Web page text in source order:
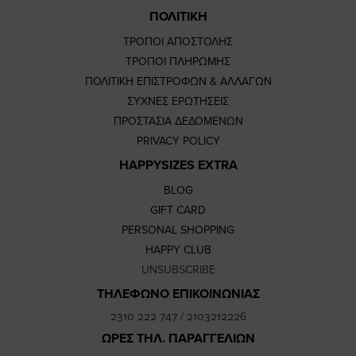
ΠΟΛΙΤΙΚΗ
ΤΡΟΠΟΙ ΑΠΟΣΤΟΛΗΣ
ΤΡΟΠΟΙ ΠΛΗΡΩΜΗΣ
ΠΟΛΙΤΙΚΗ ΕΠΙΣΤΡΟΦΩΝ & ΑΛΛΑΓΩΝ
ΣΥΧΝΕΣ ΕΡΩΤΗΣΕΙΣ
ΠΡΟΣΤΑΣΙΑ ΔΕΔΟΜΕΝΩΝ
PRIVACY POLICY
HAPPYSIZES EXTRA
BLOG
GIFT CARD
PERSONAL SHOPPING
HAPPY CLUB
UNSUBSCRIBE
ΤΗΛΕΦΩΝΟ ΕΠΙΚΟΙΝΩΝΙΑΣ
2310 222 747/ 2103212226
ΩΡΕΣ ΤΗΛ. ΠΑΡΑΓΓΕΛΙΩΝ